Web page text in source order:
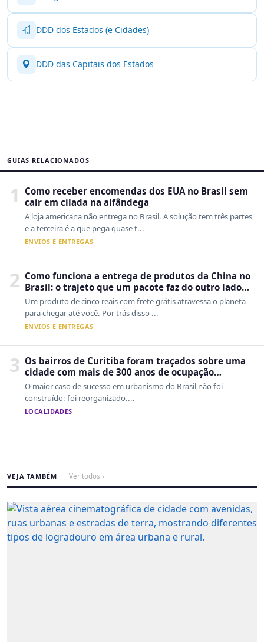
DDD dos Estados (e Cidades)
DDD das Capitais dos Estados
GUIAS RELACIONADOS
1
Como receber encomendas dos EUA no Brasil sem
cair em cilada na alfândega
A loja americana não entrega no Brasil. A solução tem três partes,
e a terceira é a que pega quase t...
ENVIOS E ENTREGAS
2 Como funciona a entrega de produtos da China no
Brasil: o trajeto que um pacote faz do outro lado
do mundo até a sua casa
Um produto de cinco reais com frete grátis atravessa o planeta
para chegar até você. Por trás disso ...
ENVIOS E ENTREGAS
3 Os bairros de Curitiba foram traçados sobre uma
cidade com mais de 300 anos de ocupação
desordenada
O maior caso de sucesso em urbanismo do Brasil não foi
construído: foi reorganizado....
LOCALIDADES
VEJA TAMBÉM Ver todos ›